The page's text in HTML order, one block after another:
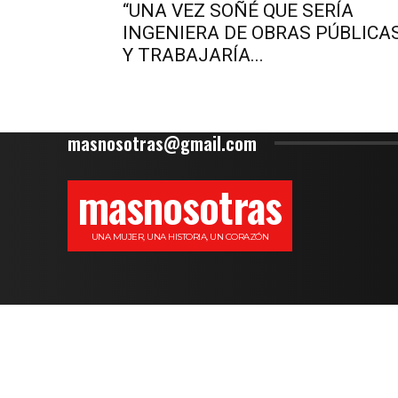
“UNA VEZ SOÑÉ QUE SERÍA
INGENIERA DE OBRAS
Y TRABAJARÍA...
masnosotras@gmail.com
masnosotras
UNA MUJER, UNA HISTORIA, UN CORAZÓN